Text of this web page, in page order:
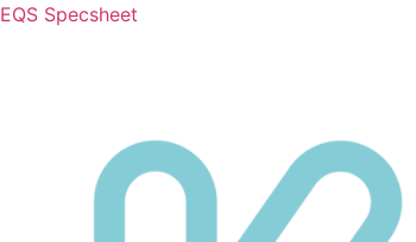
EQS Specsheet